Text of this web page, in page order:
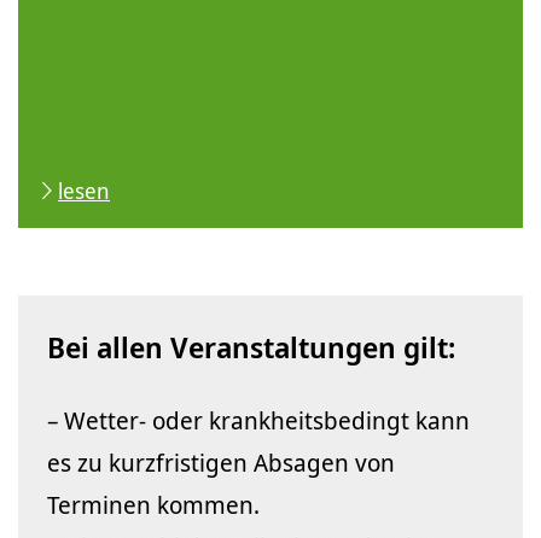
lesen
Bei allen Veranstaltungen gilt:
– Wetter- oder krankheitsbedingt kann
es zu kurzfristigen Absagen von
Terminen kommen.